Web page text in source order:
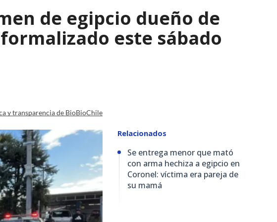
de egipcio dueño de
este sábado
y transparencia de BioBioChile
Relacionados
Se entrega menor que mató
con arma hechiza a egipcio en
Coronel: víctima era pareja de
su mamá